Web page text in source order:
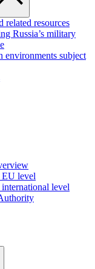
related resources
Russia’s military
environments subject
EU level
level